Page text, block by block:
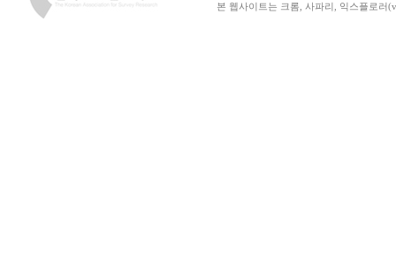
본 웹사이트는 크롬, 사파리, 익스플로러